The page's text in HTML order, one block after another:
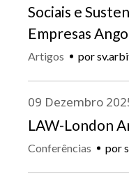
Sociais e
Empresas
Artigos por
09 Dezembro
LAW-London
Conferências por